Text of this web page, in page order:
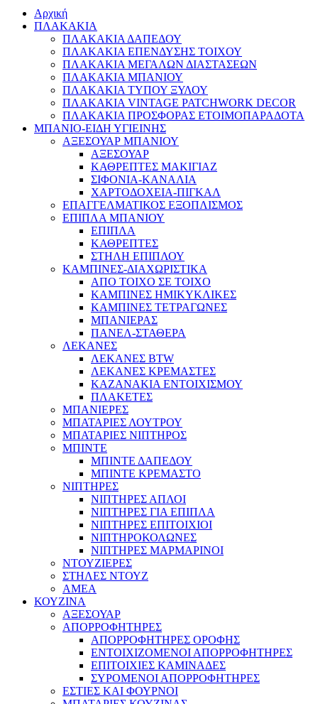
Αρχική
ΠΛΑΚΑΚΙΑ
ΠΛΑΚΑΚΙΑ ΔΑΠΕΔΟΥ
ΠΛΑΚΑΚΙΑ ΕΠΕΝΔΥΣΗΣ ΤΟΙΧΟΥ
ΠΛΑΚΑΚΙΑ ΜΕΓΑΛΩΝ ΔΙΑΣΤΑΣΕΩΝ
ΠΛΑΚΑΚΙΑ ΜΠΑΝΙΟΥ
ΠΛΑΚΑΚΙΑ ΤΥΠΟΥ ΞΥΛΟΥ
ΠΛΑΚΑΚΙΑ VINTAGE PATCHWORK DECOR
ΠΛΑΚΑΚΙΑ ΠΡΟΣΦΟΡΑΣ ΕΤΟΙΜΟΠΑΡΑΔΟΤΑ
ΜΠΑΝΙΟ-ΕΙΔΗ ΥΓΙΕΙΝΗΣ
ΑΞΕΣΟΥΑΡ ΜΠΑΝΙΟΥ
ΑΞΕΣΟΥΑΡ
ΚΑΘΡΕΠΤΕΣ ΜΑΚΙΓΙΑΖ
ΣΙΦΟΝΙΑ-ΚΑΝΑΛΙΑ
ΧΑΡΤΟΔΟΧΕΙΑ-ΠΙΓΚΑΛ
ΕΠΑΓΓΕΛΜΑΤΙΚΟΣ ΕΞΟΠΛΙΣΜΟΣ
ΕΠΙΠΛΑ ΜΠΑΝΙΟΥ
ΕΠΙΠΛΑ
ΚΑΘΡΕΠΤΕΣ
ΣΤΗΛΗ ΕΠΙΠΛΟΥ
ΚΑΜΠΙΝΕΣ-ΔΙΑΧΩΡΙΣΤΙΚΑ
ΑΠΟ ΤΟΙΧΟ ΣΕ ΤΟΙΧΟ
ΚΑΜΠΙΝΕΣ ΗΜΙΚΥΚΛΙΚΕΣ
ΚΑΜΠΙΝΕΣ ΤΕΤΡΑΓΩΝΕΣ
ΜΠΑΝΙΕΡΑΣ
ΠΑΝΕΛ-ΣΤΑΘΕΡΑ
ΛΕΚΑΝΕΣ
ΛΕΚΑΝΕΣ BTW
ΛΕΚΑΝΕΣ ΚΡΕΜΑΣΤΕΣ
ΚΑΖΑΝΑΚΙΑ ΕΝΤΟΙΧΙΣΜΟΥ
ΠΛΑΚΕΤΕΣ
ΜΠΑΝΙΕΡΕΣ
ΜΠΑΤΑΡΙΕΣ ΛΟΥΤΡΟΥ
ΜΠΑΤΑΡΙΕΣ ΝΙΠΤΗΡΟΣ
ΜΠΙΝΤΕ
ΜΠΙΝΤΕ ΔΑΠΕΔΟΥ
ΜΠΙΝΤΕ ΚΡΕΜΑΣΤΟ
ΝΙΠΤΗΡΕΣ
ΝΙΠΤΗΡΕΣ ΑΠΛΟΙ
ΝΙΠΤΗΡΕΣ ΓΙΑ ΕΠΙΠΛΑ
ΝΙΠΤΗΡΕΣ ΕΠΙΤΟΙΧΙΟΙ
ΝΙΠΤΗΡΟΚΟΛΩΝΕΣ
ΝΙΠΤΗΡΕΣ ΜΑΡΜΑΡΙΝΟΙ
ΝΤΟΥΖΙΕΡΕΣ
ΣΤΗΛΕΣ ΝΤΟΥΖ
ΑΜΕΑ
ΚΟΥΖΙΝΑ
ΑΞΕΣΟΥΑΡ
ΑΠΟΡΡΟΦΗΤΗΡΕΣ
ΑΠΟΡΡΟΦΗΤΗΡΕΣ ΟΡΟΦΗΣ
ΕΝΤΟΙΧΙΖΟΜΕΝΟΙ ΑΠΟΡΡΟΦΗΤΗΡΕΣ
ΕΠΙΤΟΙΧΙΕΣ ΚΑΜΙΝΑΔΕΣ
ΣΥΡΟΜΕΝΟΙ ΑΠΟΡΡΟΦΗΤΗΡΕΣ
ΕΣΤΙΕΣ ΚΑΙ ΦΟΥΡΝΟΙ